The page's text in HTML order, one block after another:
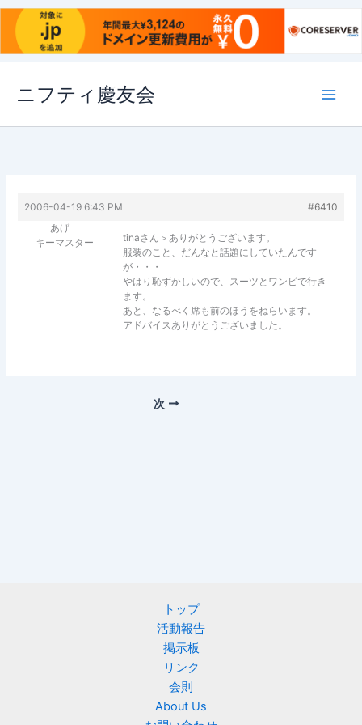
ス
ニフティ慶友会
2006-04-19 6:43 PM
#6410
あげ
キーマスター
tinaさん＞ありがとうございます。
服装のこと、だんなと話題にしていたんです
が・・・
やはり恥ずかしいので、スーツとワンピで行き
ます。
あと、なるべく席も前のほうをねらいます。
アドバイスありがとうございました。
次
トップ
活動報告
掲示板
リンク
会則
About Us